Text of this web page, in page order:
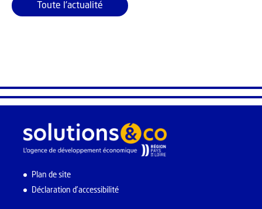
Toute l'actualité
Plan de site
Déclaration d’accessibilité